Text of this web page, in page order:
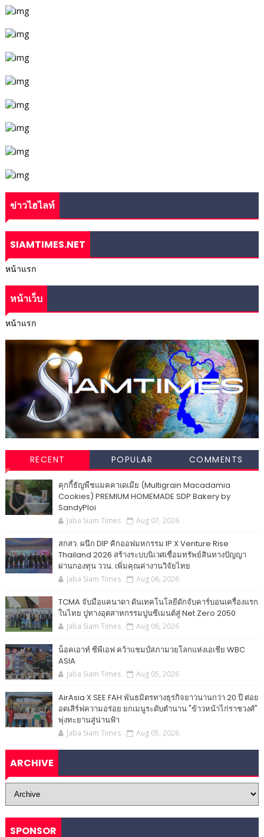
ข่าวไฮไลท์
SIAMTIMES.NET
หน้าแรก
หน้าเว็บ
หน้าแรก
RECENT POPULAR COMMENTS
คุกกี้ธัญพืชแมคคาเดเมีย (Multigrain Macadamia
Cookies) PREMIUM HOMEMADE SDP Bakery by
SandyPloi
Jaba Siam Times Aug 07, 2026
สกสว. ผนึก DIP คิกออฟมหกรรม IP X Venture Rise
Thailand 2026 สร้างระบบนิเวศเชื่อมทรัพย์สินทางปัญญา
ผ่านกองทุน ววน. เพิ่มคุณค่างานวิจัยไทย
Jaba Siam Times Aug 06, 2026
TCMA จับมือแคนาดา ดันเทคโนโลยีดักจับคาร์บอนเครื่องแรก
ในไทย ปูทางอุตสาหกรรมปูนซีเมนต์สู่ Net Zero 2050
Jaba Siam Times Aug 06, 2026
น็อคเอาท์ ซีพีเอฟ คว้าแชมป์สภามวยโลกแห่งเอเชีย WBC
ASIA
Jaba Siam Times Aug 05, 2026
AirAsia X SEE FAH พันธมิตรทางธุรกิจยาวนานกว่า 20 ปี ต่อย
อดเสิร์ฟความอร่อย ยกเมนูระดับตำนาน "ข้าวหน้าไก่ราชวงศ์"
พุ่งทะยานสู่น่านฟ้า
Jaba Siam Times Aug 05, 2026
ARCHIVE
SPONSOR